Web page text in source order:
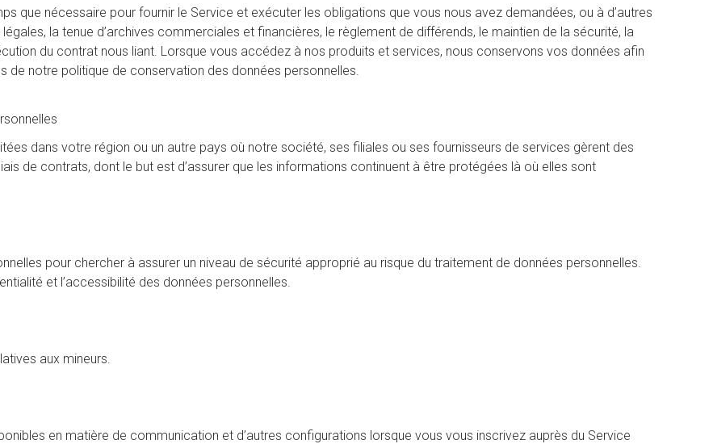
que nécessaire pour fournir le Service et exécuter les obligations que vous nous avez demandées, ou à d’autres
la tenue d’archives commerciales et financières, le règlement de différends, le maintien de la sécurité, la
du contrat nous liant. Lorsque vous accédez à nos produits et services, nous conservons vos données afin
notre politique de conservation des données personnelles.
dans votre région ou un autre pays où notre société, ses filiales ou ses fournisseurs de services gèrent des
de contrats, dont le but est d’assurer que les informations continuent à être protégées là où elles sont
pour chercher à assurer un niveau de sécurité approprié au risque du traitement de données personnelles.
et l’accessibilité des données personnelles.
aux mineurs.
en matière de communication et d’autres configurations lorsque vous vous inscrivez auprès du Service